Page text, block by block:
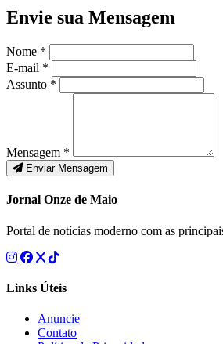
Envie sua Mensagem
Nome *
E-mail *
Assunto *
Mensagem *
Enviar Mensagem
Jornal Onze de Maio
Portal de notícias moderno com as
Links Úteis
Anuncie
Contato